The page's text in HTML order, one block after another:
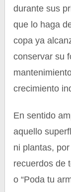
durante sus
que lo haga
copa ya
conservar su
crecimiento
En sentido
aquello
ni plantas,
recuerdos de
o “Poda tu